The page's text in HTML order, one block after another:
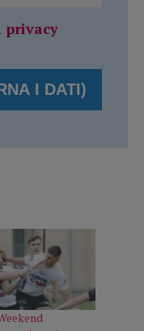
privacy